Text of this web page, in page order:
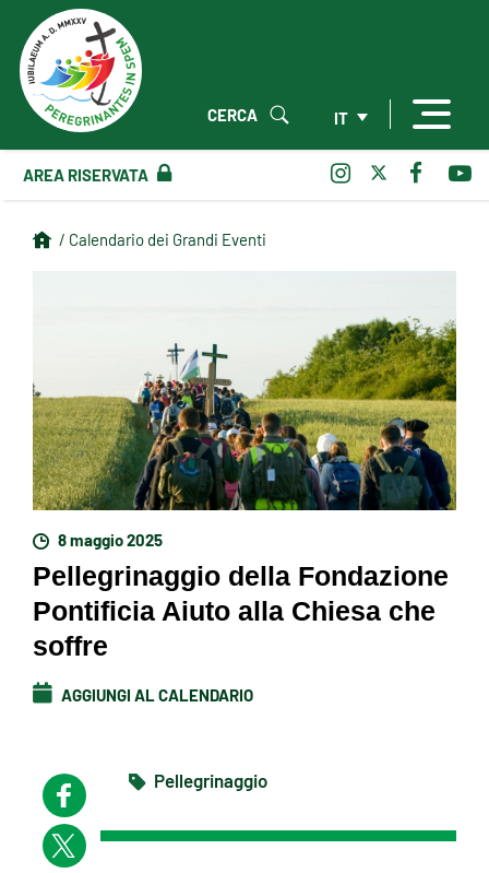
IT
CERCA
AREA RISERVATA
/ Calendario dei Grandi Eventi
8 maggio 2025
Pellegrinaggio della Fondazione
Pontificia Aiuto alla Chiesa che
soffre
AGGIUNGI AL CALENDARIO
Pellegrinaggio